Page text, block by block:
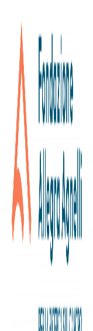
12/02/2025
Notizie da
Nova
Ricerca
euro
Grazie ai fondi
Candiolo – IRCCS